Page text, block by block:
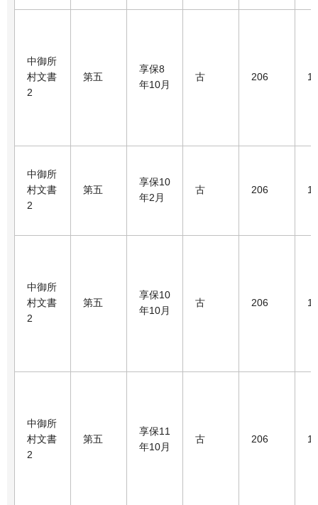
中御所
村文書
2
第五
享保8
年10月
古 206 1
中御所
村文書
2
第五
享保10
年2月
古 206 1
中御所
村文書
2
第五
享保10
年10月
古 206 1
中御所
村文書
2
第五
享保11
年10月
古 206 1